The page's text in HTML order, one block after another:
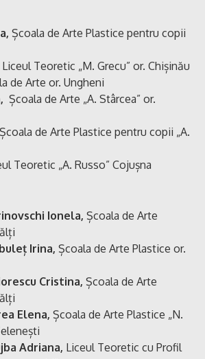
Școala de Arte Plastice pentru copii
Liceul Teoretic „M. Grecu” or. Chișinău
de Arte or. Ungheni
Școala de Arte „A. Stârcea” or.
Școala de Arte Plastice pentru copii „A.
Teoretic „A. Russo” Cojușna
Ionela, Școala de Arte
Irina, Școala de Arte Plastice or.
Cristina, Școala de Arte
Elena, Școala de Arte Plastice „N.
Adriana, Liceul Teoretic cu Profil